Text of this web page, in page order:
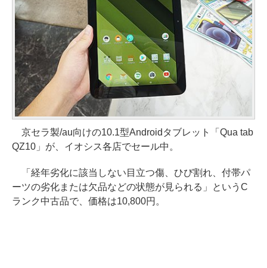
京セラ製/au向けの10.1型Androidタブレット「Qua tab
QZ10」が、イオシス各店でセール中。
「経年劣化に該当しない目立つ傷、ひび割れ、付帯パ
ーツの劣化または欠品などの状態が見られる」というC
ランク中古品で、価格は10,800円。